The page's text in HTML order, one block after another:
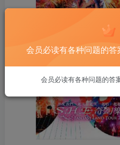
会员必读有各种问题的
会员必读有各种问题的答